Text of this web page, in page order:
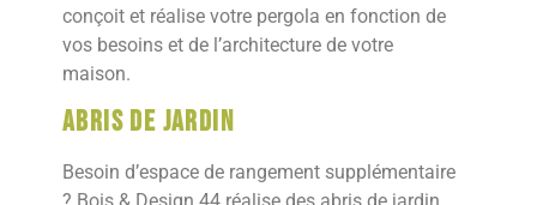
conçoit et réalise votre pergola en fonction de
vos besoins et de l’architecture de votre
maison.
Abris de jardin
Besoin d’espace de rangement supplémentaire